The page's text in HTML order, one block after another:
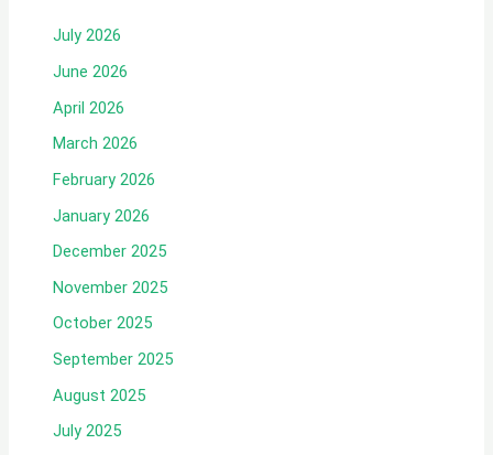
July 2026
June 2026
April 2026
March 2026
February 2026
January 2026
December 2025
November 2025
October 2025
September 2025
August 2025
July 2025